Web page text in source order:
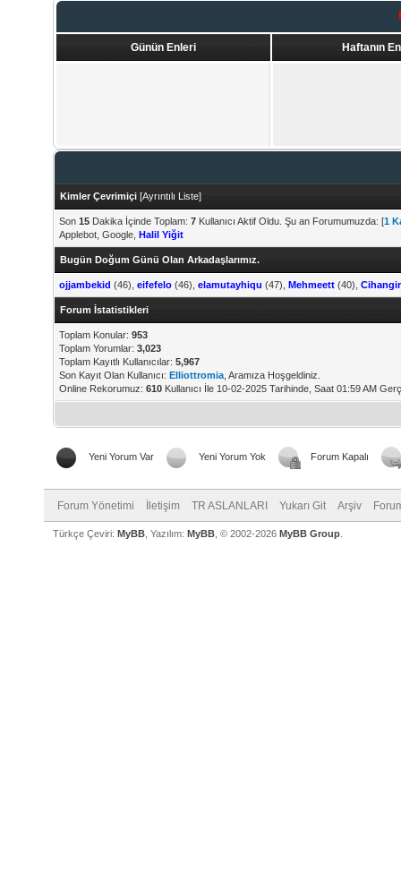
Günün Enleri Haftanın
Kimler Çevrimiçi [Ayrıntılı Liste]
Son 15 Dakika İçinde Toplam: 7 Kullanıcı Aktif Oldu. Şu an Forumumuzda: [1
Applebot, Google, Halil Yiğit
Bugün Doğum Günü Olan Arkadaşlarımız.
ojjambekid (46), eifefelo (46), elamutayhiqu (47), Mehmeett (40), Cihangir
Forum İstatistikleri
Toplam Konular: 953
Toplam Yorumlar: 3,023
Toplam Kayıtlı Kullanıcılar: 5,967
Son Kayıt Olan Kullanıcı: Elliottromia , Aramıza Hoşgeldiniz.
Online Rekorumuz: 610 Kullanıcı İle 10-02-2025 Tarihinde, Saat 01:59 AM
Yeni Yorum Var Yeni Yorum Yok Forum Kapalı
Forum Yönetimi İletişim TR ASLANLARI Yukarı Git Arşiv
Türkçe Çeviri: MyBB , Yazılım: MyBB , © 2002-2026 MyBB Group